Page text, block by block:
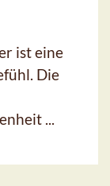
ist eine
Die
...